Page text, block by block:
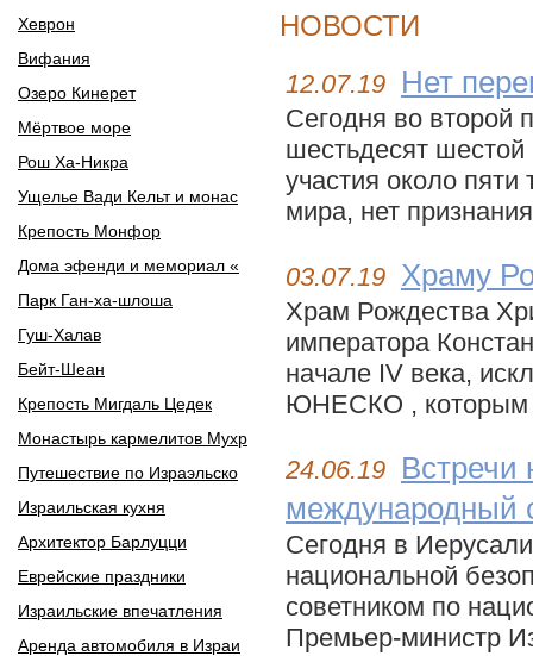
Хеврон
Вифания
Озеро Кинерет
Мёртвое море
Рош Ха-Никра
Ущелье Вади Кельт и монас
Крепость Монфор
Дома эфенди и мемориал «
Парк Ган-ха-шлоша
Гуш-Халав
Бейт-Шеан
Крепость Мигдаль Цедек
Монастырь кармелитов Мухр
Путешествие по Израэльско
Израильская кухня
Архитектор Барлуцци
Еврейские праздники
Израильские впечатления
Аренда автомобиля в Израи
НОВОСТИ
12.07.19 Нет
Сегодня во второй
шестьдесят
участия около
мира, нет
03.07.19 Храму
Храм Рождества
императора
начале IV века,
ЮНЕСКО , которым
24.06.19 Встречи
международный
Сегодня в
национальной
советником по
Премьер-министр